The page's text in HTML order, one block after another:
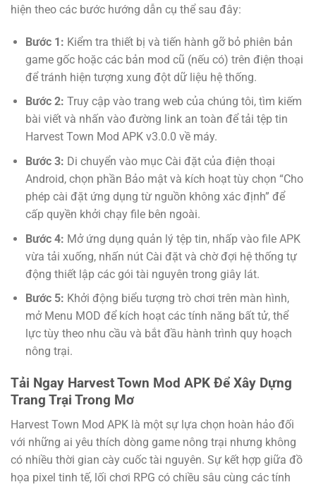
hiện theo các bước hướng dẫn cụ thể sau đây:
Bước 1: Kiểm tra thiết bị và tiến hành gỡ bỏ phiên bản
game gốc hoặc các bản mod cũ (nếu có) trên điện thoại
để tránh hiện tượng xung đột dữ liệu hệ thống.
Bước 2: Truy cập vào trang web của chúng tôi, tìm kiếm
bài viết và nhấn vào đường link an toàn để tải tệp tin
Harvest Town Mod APK v3.0.0 về máy.
Bước 3: Di chuyển vào mục Cài đặt của điện thoại
Android, chọn phần Bảo mật và kích hoạt tùy chọn “Cho
phép cài đặt ứng dụng từ nguồn không xác định” để
cấp quyền khởi chạy file bên ngoài.
Bước 4: Mở ứng dụng quản lý tệp tin, nhấp vào file APK
vừa tải xuống, nhấn nút Cài đặt và chờ đợi hệ thống tự
động thiết lập các gói tài nguyên trong giây lát.
Bước 5: Khởi động biểu tượng trò chơi trên màn hình,
mở Menu MOD để kích hoạt các tính năng bất tử, thể
lực tùy theo nhu cầu và bắt đầu hành trình quy hoạch
nông trại.
Tải Ngay Harvest Town Mod APK Để Xây Dựng
Trang Trại Trong Mơ
Harvest Town Mod APK là một sự lựa chọn hoàn hảo đối
với những ai yêu thích dòng game nông trại nhưng không
có nhiều thời gian cày cuốc tài nguyên. Sự kết hợp giữa đồ
họa pixel tinh tế, lối chơi RPG có chiều sâu cùng các tính